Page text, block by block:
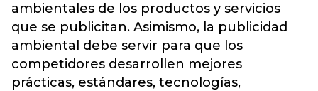
ambientales de los productos y servicios
que se publicitan. Asimismo, la publicidad
ambiental debe servir para que los
competidores desarrollen mejores
prácticas, estándares, tecnologías,